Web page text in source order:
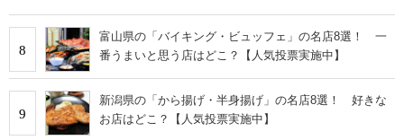
8
富山県の「バイキング・ビュッフェ」の名店8選！ 一
番うまいと思う店はどこ？【人気投票実施中】
9
新潟県の「から揚げ・半身揚げ」の名店8選！ 好きな
お店はどこ？【人気投票実施中】